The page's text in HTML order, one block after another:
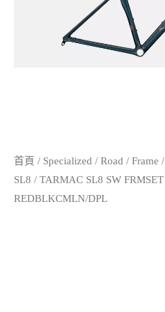
首頁 / Specialized / Road / Frame /
SL8 / TARMAC SL8 SW FRMSET
REDBLKCMLN/DPL